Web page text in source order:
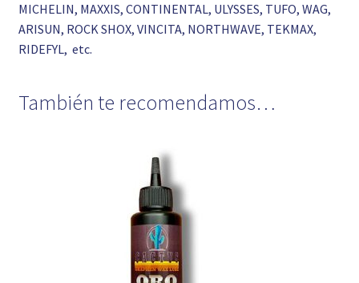
MICHELIN, MAXXIS, CONTINENTAL, ULYSSES, TUFO, WAG,
ARISUN, ROCK SHOX, VINCITA, NORTHWAVE, TEKMAX,
RIDEFYL, etc.
También te recomendamos…